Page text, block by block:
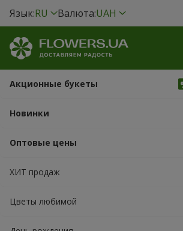
Язык:RU Валюта:UAH
Акционные букеты
Новинки
Оптовые цены
ХИТ продаж
Цветы любимой